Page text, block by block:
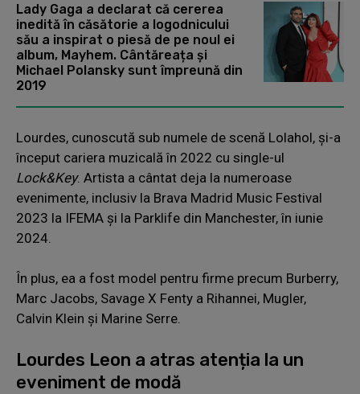
Lady Gaga a declarat că cererea
inedită în căsătorie a logodnicului
său a inspirat o piesă de pe noul ei
album, Mayhem. Cântăreața și
Michael Polansky sunt împreună din
2019
Lourdes, cunoscută sub numele de scenă Lolahol, și-a
început cariera muzicală în 2022 cu single-ul
Lock&Key. Artista a cântat deja la numeroase
evenimente, inclusiv la Brava Madrid Music Festival
2023 la IFEMA și la Parklife din Manchester, în iunie
2024.
În plus, ea a fost model pentru firme precum Burberry,
Marc Jacobs, Savage X Fenty a Rihannei, Mugler,
Calvin Klein și Marine Serre.
Lourdes Leon a atras atenția la un
eveniment de modă